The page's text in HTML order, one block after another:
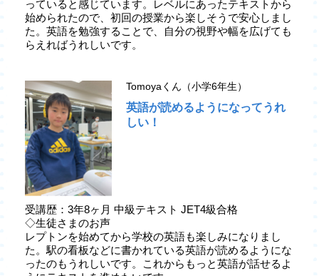
っていると感じています。レベルにあったテキストから
始められたので、初回の授業から楽しそうで安心しまし
た。英語を勉強することで、自分の視野や幅を広げても
らえればうれしいです。
Tomoyaくん（小学6年生）
英語が読めるようになってうれ
しい！
受講歴：3年8ヶ月 中級テキスト JET4級合格
◇生徒さまのお声
レプトンを始めてから学校の英語も楽しみになりまし
た。駅の看板などに書かれている英語が読めるようにな
ったのもうれしいです。これからもっと英語が話せるよ